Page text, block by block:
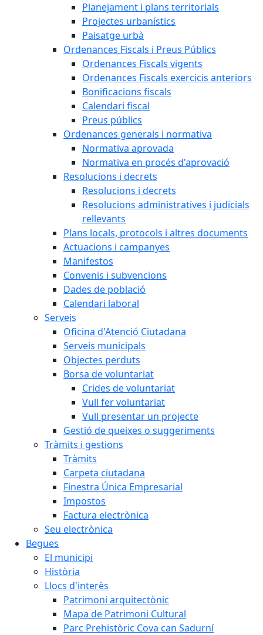
Planejament i plans territorials
Projectes urbanístics
Paisatge urbà
Ordenances Fiscals i Preus Públics
Ordenances Fiscals vigents
Ordenances Fiscals exercicis anteriors
Bonificacions fiscals
Calendari fiscal
Preus públics
Ordenances generals i normativa
Normativa aprovada
Normativa en procés d'aprovació
Resolucions i decrets
Resolucions i decrets
Resolucions administratives i judicials
rellevants
Plans locals, protocols i altres documents
Actuacions i campanyes
Manifestos
Convenis i subvencions
Dades de població
Calendari laboral
Serveis
Oficina d'Atenció Ciutadana
Serveis municipals
Objectes perduts
Borsa de voluntariat
Crides de voluntariat
Vull fer voluntariat
Vull presentar un projecte
Gestió de queixes o suggeriments
Tràmits i gestions
Tràmits
Carpeta ciutadana
Finestra Única Empresarial
Impostos
Factura electrònica
Seu electrònica
Begues
El municipi
Història
Llocs d'interès
Patrimoni arquitectònic
Mapa de Patrimoni Cultural
Parc Prehistòric Cova can Sadurní